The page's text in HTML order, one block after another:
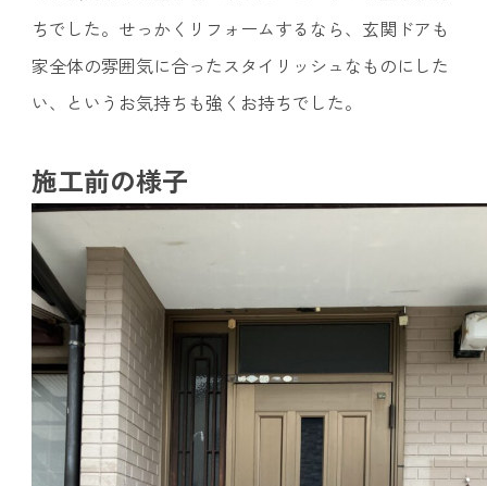
ちでした。せっかくリフォームするなら、玄関ドアも
家全体の雰囲気に合ったスタイリッシュなものにした
い、というお気持ちも強くお持ちでした。
施工前の様子